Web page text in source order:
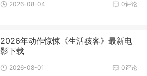
0评论
2026-08-04
2026年动作惊悚《生活骇客》最新电
影下载
0评论
2026-08-01